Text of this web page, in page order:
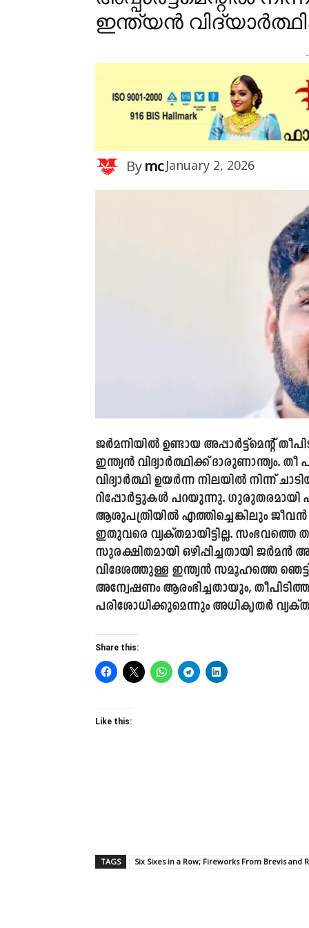
ഇന്ത്യൻ
Bymc January 2, 2026
ജർമനിയിൽ ഉണ്ടായ അപ്പാർട്ട്മെന്റ്
ഇന്ത്യൻ വിദ്യാർത്ഥിക്ക് ദാരുണാന്ത്യം.
വിദ്യാർത്ഥി ഉയർന്ന നിലയിൽ നിന്ന്
റിപ്പോർട്ടുകൾ പറയുന്നു. ഗുരുതരമായി
ആശുപത്രിയിൽ എത്തിച്ചെങ്കിലും ജീവൻ
ഇതുവരെ വ്യക്തമായിട്ടില്ല. സംഭവത്തെ
സുരക്ഷിതമായി ഒഴിപ്പിച്ചതായി ജർമൻ
വിദേശത്തുള്ള ഇന്ത്യൻ സമൂഹത്തെ
അന്വേഷണം ആരംഭിച്ചതായും,
പരിശോധിക്കുമെന്നും അധികൃതർ
Share this:
Like this:
TAGS Six Sixes in a Row; Fireworks From Brevis